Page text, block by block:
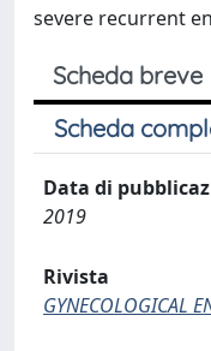
severe recurrent
Scheda breve
Scheda
Data di
2019
Rivista
GYNECOLOGICAL